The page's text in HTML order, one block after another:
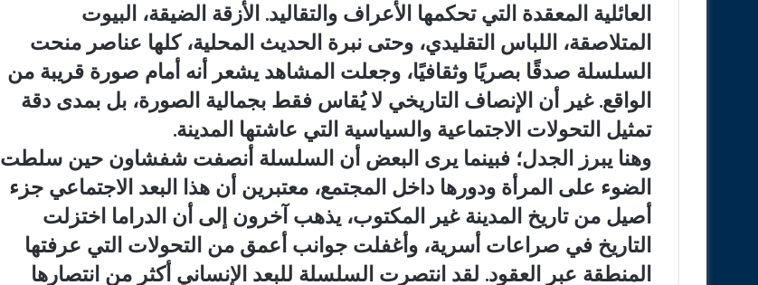
العائلية المعقدة التي تحكمها الأعراف والتقاليد. الأزقة الضيقة، البيوت
المتلاصقة، اللباس التقليدي، وحتى نبرة الحديث المحلية، كلها عناصر منحت
السلسلة صدقًا بصريًا وثقافيًا، وجعلت المشاهد يشعر أنه أمام صورة قريبة من
الواقع. غير أن الإنصاف التاريخي لا يُقاس فقط بجمالية الصورة، بل بمدى دقة
تمثيل التحولات الاجتماعية والسياسية التي عاشتها المدينة.
وهنا يبرز الجدل؛ فبينما يرى البعض أن السلسلة أنصفت شفشاون حين سلطت
الضوء على المرأة ودورها داخل المجتمع، معتبرين أن هذا البعد الاجتماعي جزء
أصيل من تاريخ المدينة غير المكتوب، يذهب آخرون إلى أن الدراما اختزلت
التاريخ في صراعات أسرية، وأغفلت جوانب أعمق من التحولات التي عرفتها
المنطقة عبر العقود. لقد انتصرت السلسلة للبعد الإنساني أكثر من انتصارها